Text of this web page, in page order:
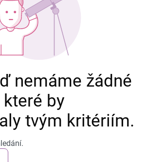
nemáme žádné
které by
tvým kritériím.